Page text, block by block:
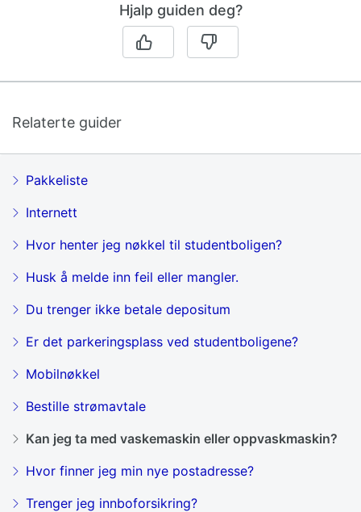
Hjalp guiden deg?
Relaterte guider
Pakkeliste
Internett
Hvor henter jeg nøkkel til studentboligen?
Husk å melde inn feil eller mangler.
Du trenger ikke betale depositum
Er det parkeringsplass ved studentboligene?
Mobilnøkkel
Bestille strømavtale
Kan jeg ta med vaskemaskin eller oppvaskmaskin?
Hvor finner jeg min nye postadresse?
Trenger jeg innboforsikring?